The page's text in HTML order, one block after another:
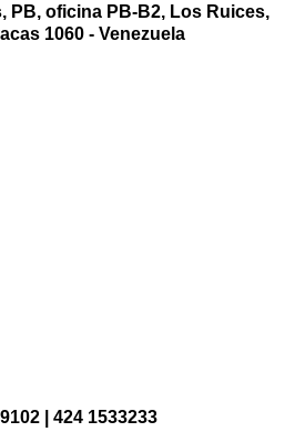
PB, oficina PB-B2, Los Ruices,
1060 - Venezuela
| 424 1533233